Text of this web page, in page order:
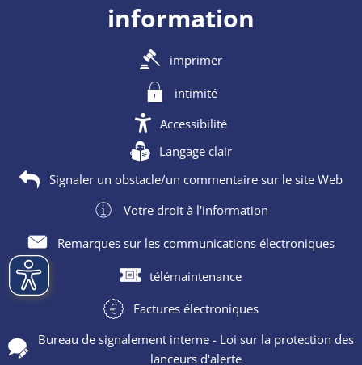
information
imprimer
intimité
Accessibilité
Langage clair
Signaler un obstacle/un commentaire sur le site Web
Votre droit à l'information
Remarques sur les communications électroniques
télémaintenance
Factures électroniques
Bureau de signalement interne - Loi sur la protection des
lanceurs d'alerte